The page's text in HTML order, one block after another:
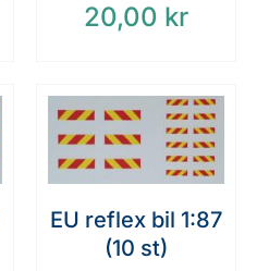
20,00 kr
EU reflex bil 1:87
(10 st)